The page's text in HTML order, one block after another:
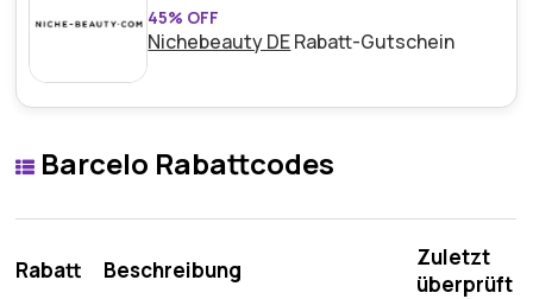
45% OFF
Nichebeauty DERabatt-Gutschein
Barcelo Rabattcodes
Rabatt Beschreibung
Zuletzt
überprüft